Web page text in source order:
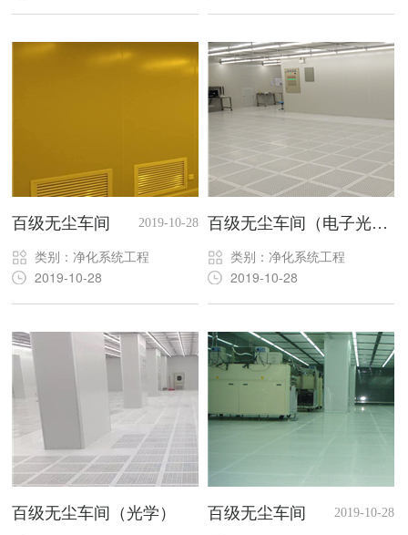
百级无尘车间 2019-10-28
类别：净化系统工程
2019-10-28
百级无尘车间（电子光
类别：净化系统工程
2019-10-28
百级无尘车间（光学） 百级无尘车间 2019-10-28